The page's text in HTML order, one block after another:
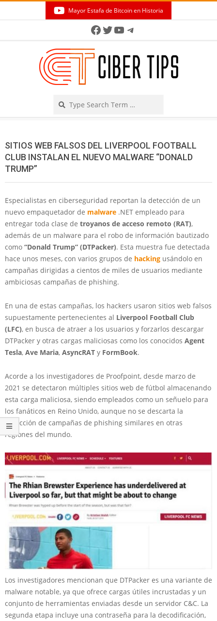
Mayor Estafa de Bitcoin en Historia
Facebook
Twitter
YouTube
Telegram
SITIOS WEB FALSOS DEL LIVERPOOL FOOTBALL
CLUB INSTALAN EL NUEVO MALWARE “DONALD
TRUMP”
Especialistas en ciberseguridad reportan la detección de un
nuevo empaquetador de malware .NET empleado para
entregar toda clase de troyanos de acceso remoto (RAT),
además de un malware para el robo de información bautizado
como “Donald Trump” (DTPacker). Esta muestra fue detectada
hace unos meses, con varios grupos de hacking usándolo en
campañas dirigidas a cientos de miles de usuarios mediante
ambiciosas campañas de phishing.
En una de estas campañas, los hackers usaron sitios web falsos
supuestamente pertenecientes al Liverpool Football Club
(LFC), en busca de atraer a los usuarios y forzarlos descargar
DTPacker y otras cargas maliciosas como los conocidos Agent
Tesla, Ave Maria, AsyncRAT y FormBook.
Acorde a los investigadores de Proofpoint, desde marzo de
2021 se detectaron múltiples sitios web de fútbol almacenando
esta carga maliciosa, siendo empleados como un señuelo para
los fanáticos en Reino Unido, aunque no se descarta la
detección de campañas de phishing similares en otras
regiones del mundo.
Los investigadores mencionan que DTPacker es una variante de
malware notable, ya que ofrece cargas útiles incrustadas y un
conjunto de herramientas enviadas desde un servidor C&C. La
segunda etapa incluye una contraseña para la decodificación,